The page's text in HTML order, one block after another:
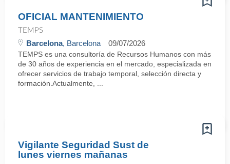
OFICIAL MANTENIMIENTO
TEMPS
Barcelona, Barcelona 09/07/2026
TEMPS es una consultoría de Recursos Humanos con más
de 30 años de experiencia en el mercado, especializada en
ofrecer servicios de trabajo temporal, selección directa y
formación.Actualmente, ...
Vigilante Seguridad Sust de
lunes viernes mañanas